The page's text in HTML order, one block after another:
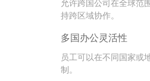
允许跨国公司在全球范
持跨区域协作。
多国办公灵活性
员工可以在不同国家或
制。